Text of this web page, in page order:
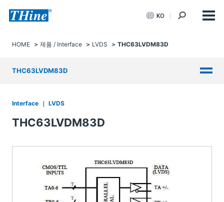
KO
HOME 제품 / Interface LVDS THC63LVDM83D
THC63LVDM83D
Interface LVDS
THC63LVDM83D